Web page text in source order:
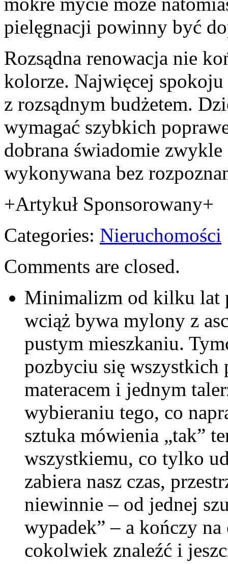
pielęgnacji powinny być
Rozsądna renowacja nie
kolorze. Najwięcej spokoju
z rozsądnym budżetem.
wymagać szybkich
dobrana świadomie
wykonywana bez
+Artykuł Sponsorowany+
Categories: Nieruchomości
Comments are closed.
Minimalizm od kilku lat
wciąż bywa mylony z
pustym mieszkaniu.
pozbyciu się wszystkich
materacem i jednym
wybieraniu tego, co
sztuka mówienia „tak”
wszystkiemu, co tylko
zabiera nasz czas,
niewinnie – od jednej
wypadek” – a kończy
cokolwiek znaleźć i